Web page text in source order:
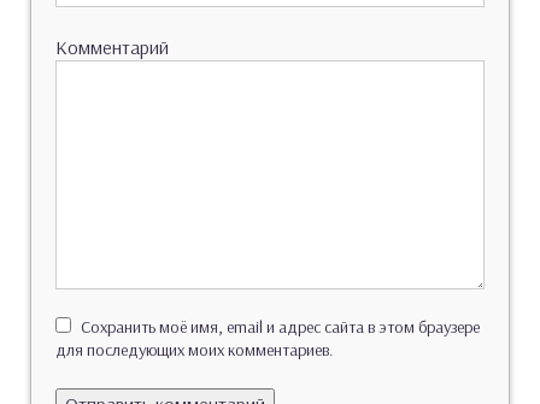
Комментарий
Сохранить моё имя, email и адрес сайта в этом браузере
для последующих моих комментариев.